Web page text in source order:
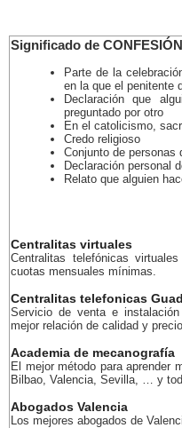
Significado de CONFESIÓN
Parte de la
en la que el penitente
Declaración que
preguntado por otro
En el catolicismo,
Credo religioso
Conjunto de personas
Declaración personal
Relato que alguien
Centralitas virtuales
Centralitas telefónicas
cuotas mensuales mínimas.
Centralitas telefonicas
Servicio de venta e
mejor relación de calidad y
Academia de mecanografía
El mejor método para aprender
Bilbao, Valencia, Sevilla, … y
Abogados Valencia
Los mejores abogados de